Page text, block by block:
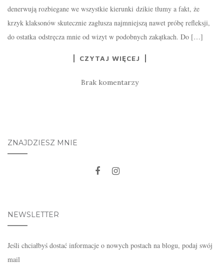
denerwują rozbiegane we wszystkie kierunki dzikie tłumy a fakt, że
krzyk klaksonów skutecznie zagłusza najmniejszą nawet próbę refleksji,
do ostatka odstręcza mnie od wizyt w podobnych zakątkach. Do […]
CZYTAJ WIĘCEJ
Brak komentarzy
ZNAJDZIESZ MNIE
NEWSLETTER
Jeśli chciałbyś dostać informacje o nowych postach na blogu, podaj swój
mail